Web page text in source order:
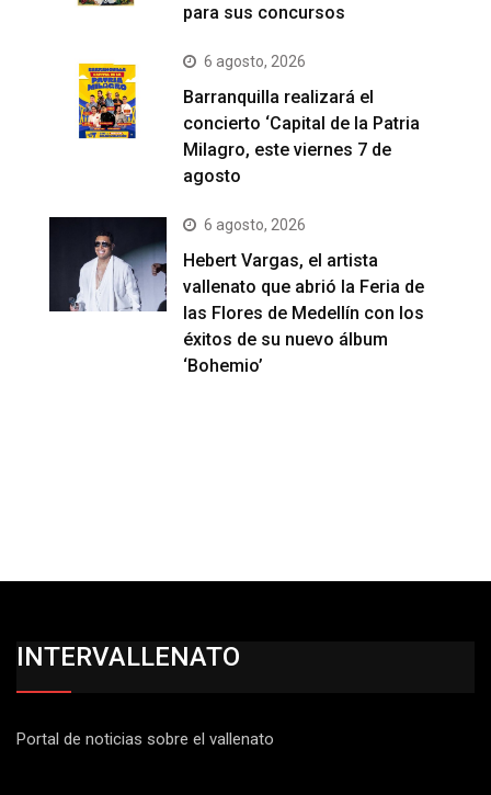
para sus concursos
6 agosto, 2026
Barranquilla realizará el
concierto ‘Capital de la Patria
Milagro, este viernes 7 de
agosto
6 agosto, 2026
Hebert Vargas, el artista
vallenato que abrió la Feria de
las Flores de Medellín con los
éxitos de su nuevo álbum
‘Bohemio’
INTERVALLENATO
Portal de noticias sobre el vallenato